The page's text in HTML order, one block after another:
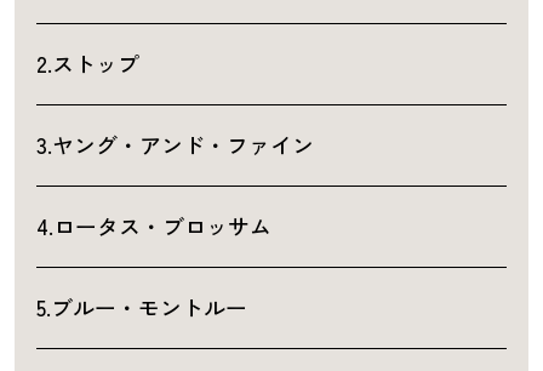
2.ストップ
3.ヤング・アンド・ファイン
4.ロータス・ブロッサム
5.ブルー・モントルー